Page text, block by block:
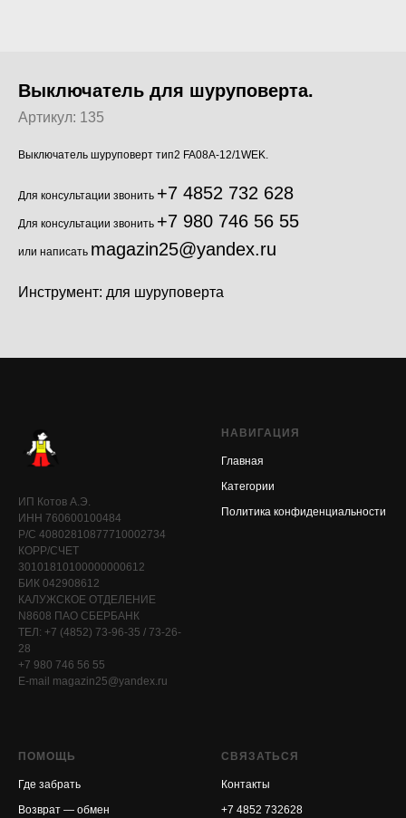
Выключатель для шуруповерта.
Артикул: 135
Выключатель шуруповерт тип2 FA08A-12/1WEK.
Для консультации звонить +7 4852 732 628
Для консультации звонить +7 980 746 56 55
или написать magazin25@yandex.ru
Инструмент: для шуруповерта
ИП Котов А.Э.
ИНН 760600100484
Р/С 40802810877710002734
КОРР/СЧЕТ
30101810100000000612
БИК 042908612
КАЛУЖСКОЕ ОТДЕЛЕНИЕ
N8608 ПАО СБЕРБАНК
ТЕЛ: +7 (4852) 73-96-35 / 73-26-
28
+7 980 746 56 55
E-mail magazin25@yandex.ru
НАВИГАЦИЯ
Главная
Категории
Политика конфиденциальности
ПОМОЩЬ
Где забрать
Возврат — обмен
СВЯЗАТЬСЯ
Контакты
+7 4852 732628